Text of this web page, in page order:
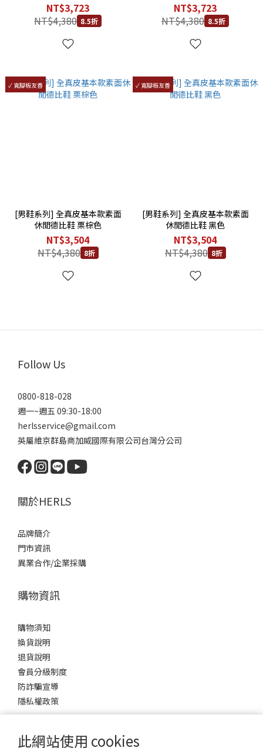
此網站使用 cookies
NT$3,723
NT$4,380 8.5折
NT$3,723
NT$4,380 8.5折
✓ 寬腳板友善
[男鞋系列] 全真皮基本款素面
休閒德比鞋 栗棕色
NT$3,504
NT$4,380 8折
✓ 寬腳板友善
[男鞋系列] 全真皮基本款素面
休閒德比鞋 黑色
NT$3,504
NT$4,380 8折
Follow Us
0800-818-028
週一~週五 09:30-18:00
herlsservice@gmail.com
英屬維京群島商加威國際有限公司台灣分公司
關於HERLS
品牌簡介
門市資訊
異業合作/企業採購
購物資訊
購物須知
換貨說明
退貨說明
會員分級制度
防詐騙宣導
隱私權政策